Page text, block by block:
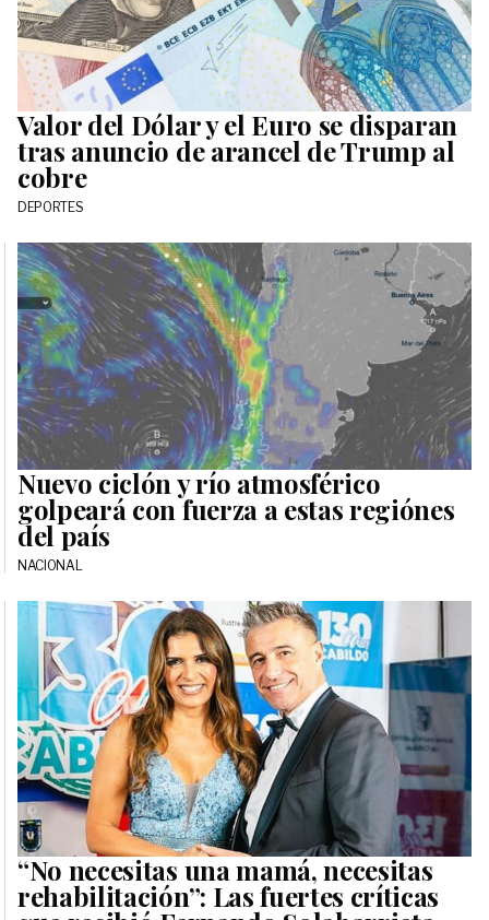
Valor del Dólar y el Euro se disparan
tras anuncio de arancel de Trump al
cobre
DEPORTES
Nuevo ciclón y río atmosférico
golpeará con fuerza a estas regiónes
del país
NACIONAL
“No necesitas una mamá, necesitas
rehabilitación”: Las fuertes críticas